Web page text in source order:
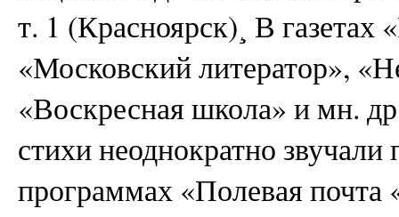
т. 1 (Красноярск)¸ В газетах
«Московский литератор»,
«Воскресная школа» и мн.
стихи неоднократно
программах «Полевая